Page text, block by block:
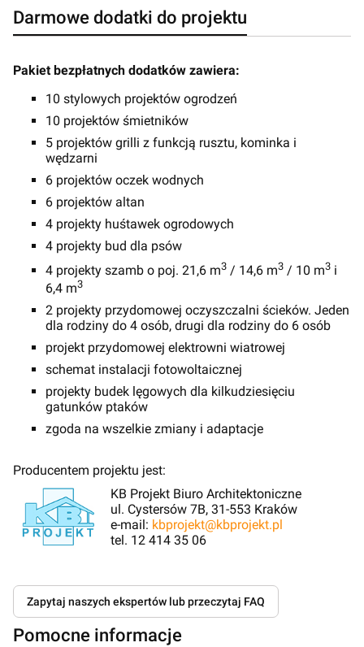
Darmowe dodatki do projektu
Pakiet bezpłatnych dodatków zawiera:
10 stylowych projektów ogrodzeń
10 projektów śmietników
5 projektów grilli z funkcją rusztu, kominka i
wędzarni
6 projektów oczek wodnych
6 projektów altan
4 projekty huśtawek ogrodowych
4 projekty bud dla psów
4 projekty szamb o poj. 21,6 m3 / 14,6 m3 / 10 m3 i
6,4 m3
2 projekty przydomowej oczyszczalni ścieków. Jeden
dla rodziny do 4 osób, drugi dla rodziny do 6 osób
projekt przydomowej elektrowni wiatrowej
schemat instalacji fotowoltaicznej
projekty budek lęgowych dla kilkudziesięciu
gatunków ptaków
zgoda na wszelkie zmiany i adaptacje
Producentem projektu jest:
KB Projekt Biuro Architektoniczne
ul. Cystersów 7B, 31-553 Kraków
e-mail: kbprojekt@kbprojekt.pl
tel. 12 414 35 06
Zapytaj naszych ekspertów lub przeczytaj FAQ
Pomocne informacje